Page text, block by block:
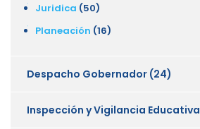
Juridica (50)
Planeación (16)
Despacho Gobernador (24)
Inspección y Vigilancia Educativa